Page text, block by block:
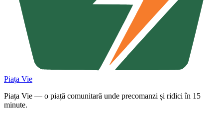
Piața Vie
Piața Vie — o piață comunitară unde precomanzi și ridici în 15
minute.